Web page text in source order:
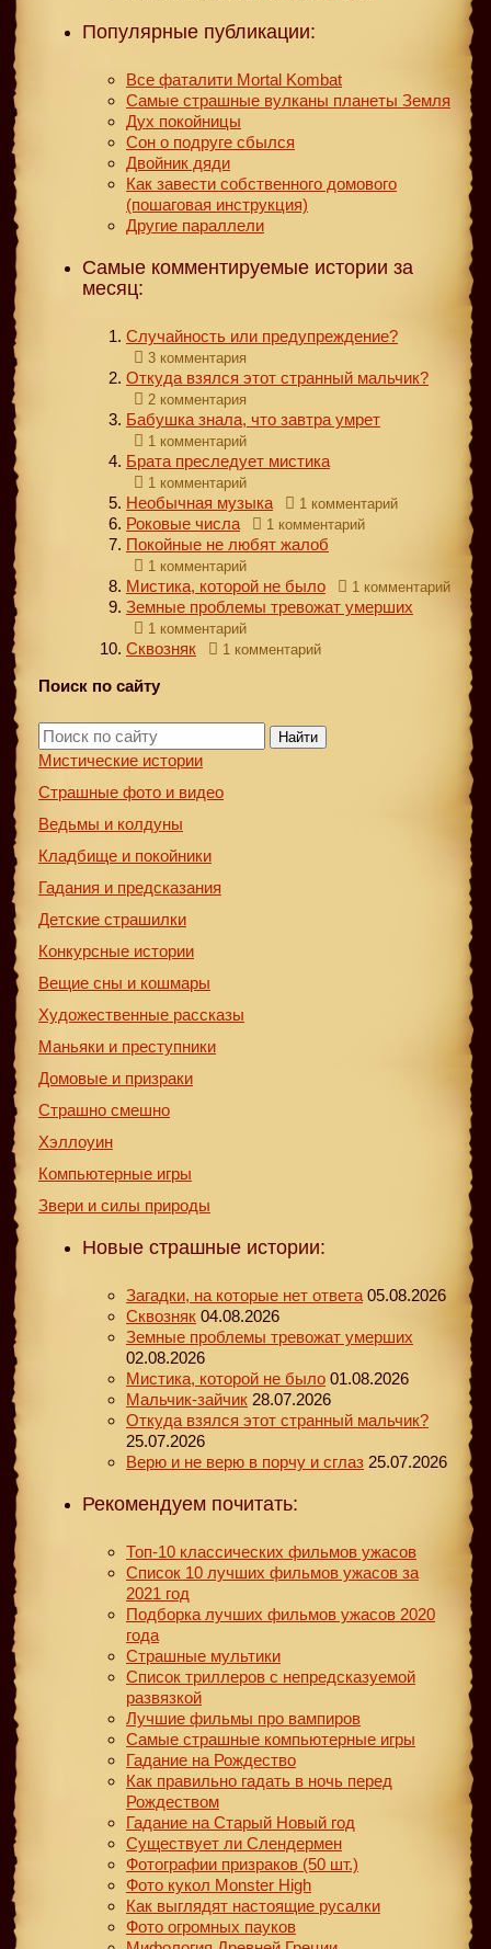
Популярные публикации:
Все фаталити Mortal Kombat
Самые страшные вулканы планеты Земля
Дух покойницы
Сон о подруге сбылся
Двойник дяди
Как завести собственного домового
(пошаговая инструкция)
Другие параллели
Самые комментируемые истории за
месяц:
Случайность или предупреждение?
3 комментария
Откуда взялся этот странный мальчик?
2 комментария
Бабушка знала, что завтра умрет
1 комментарий
Брата преследует мистика
1 комментарий
Необычная музыка 1 комментарий
Роковые числа 1 комментарий
Покойные не любят жалоб
1 комментарий
Мистика, которой не было 1 комментарий
Земные проблемы тревожат умерших
1 комментарий
Сквозняк 1 комментарий
Поиск по сайту
Найти
Мистические истории
Страшные фото и видео
Ведьмы и колдуны
Кладбище и покойники
Гадания и предсказания
Детские страшилки
Конкурсные истории
Вещие сны и кошмары
Художественные рассказы
Маньяки и преступники
Домовые и призраки
Страшно смешно
Хэллоуин
Компьютерные игры
Звери и силы природы
Новые страшные истории:
Загадки, на которые нет ответа 05.08.2026
Сквозняк 04.08.2026
Земные проблемы тревожат умерших
02.08.2026
Мистика, которой не было 01.08.2026
Мальчик-зайчик 28.07.2026
Откуда взялся этот странный мальчик?
25.07.2026
Верю и не верю в порчу и сглаз 25.07.2026
Рекомендуем почитать:
Топ-10 классических фильмов ужасов
Список 10 лучших фильмов ужасов за
2021 год
Подборка лучших фильмов ужасов 2020
года
Страшные мультики
Список триллеров с непредсказуемой
развязкой
Лучшие фильмы про вампиров
Самые страшные компьютерные игры
Гадание на Рождество
Как правильно гадать в ночь перед
Рождеством
Гадание на Старый Новый год
Существует ли Слендермен
Фотографии призраков (50 шт.)
Фото кукол Monster High
Как выглядят настоящие русалки
Фото огромных пауков